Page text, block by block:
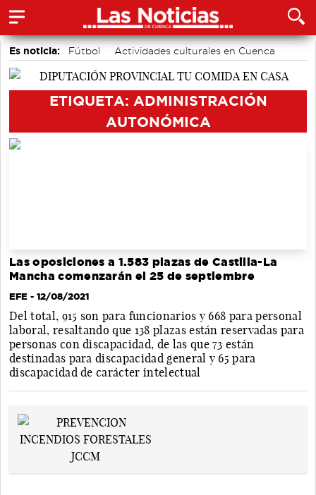
Es noticia: Fútbol
Actividades culturales en Cuenca
Bádminton
Auditorio de Cuenca
ETIQUETA: ADMINISTRACIÓN
AUTONÓMICA
Las oposiciones a 1.583 plazas de Castilla-La
Mancha comenzarán el 25 de septiembre
EFE - 12/08/2021
Del total, 915 son para funcionarios y 668 para personal
laboral, resaltando que 138 plazas están reservadas para
personas con discapacidad, de las que 73 están
destinadas para discapacidad general y 65 para
discapacidad de carácter intelectual